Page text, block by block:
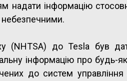
надати інформацію
небезпечними.
(NHTSA) до Tesla був
інформацію про будь-
до систем